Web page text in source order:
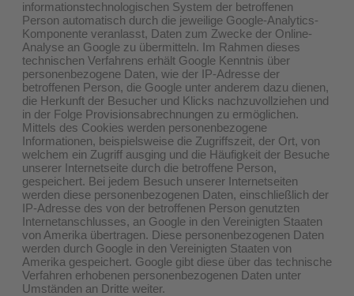
informationstechnologischen System der betroffenen
Person automatisch durch die jeweilige Google-Analytics-
Komponente veranlasst, Daten zum Zwecke der Online-
Analyse an Google zu übermitteln. Im Rahmen dieses
technischen Verfahrens erhält Google Kenntnis über
personenbezogene Daten, wie der IP-Adresse der
betroffenen Person, die Google unter anderem dazu dienen,
die Herkunft der Besucher und Klicks nachzuvollziehen und
in der Folge Provisionsabrechnungen zu ermöglichen.
Mittels des Cookies werden personenbezogene
Informationen, beispielsweise die Zugriffszeit, der Ort, von
welchem ein Zugriff ausging und die Häufigkeit der Besuche
unserer Internetseite durch die betroffene Person,
gespeichert. Bei jedem Besuch unserer Internetseiten
werden diese personenbezogenen Daten, einschließlich der
IP-Adresse des von der betroffenen Person genutzten
Internetanschlusses, an Google in den Vereinigten Staaten
von Amerika übertragen. Diese personenbezogenen Daten
werden durch Google in den Vereinigten Staaten von
Amerika gespeichert. Google gibt diese über das technische
Verfahren erhobenen personenbezogenen Daten unter
Umständen an Dritte weiter.